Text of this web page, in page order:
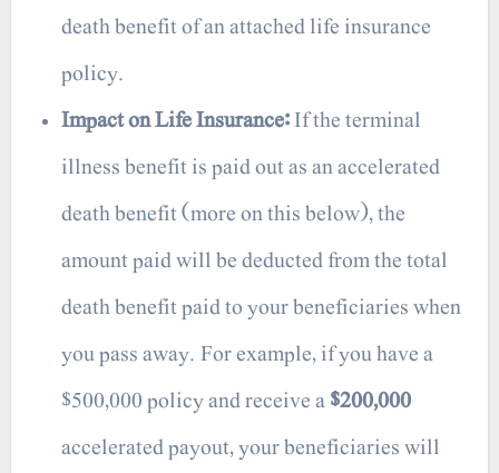
death benefit of an attached life insurance
policy.
Impact on Life Insurance:If the terminal
illness benefit is paid out as an accelerated
death benefit (more on this below), the
amount paid will be deducted from the total
death benefit paid to your beneficiaries when
you pass away. For example, if you have a
$500,000 policy and receive a$200,000
accelerated payout, your beneficiaries will